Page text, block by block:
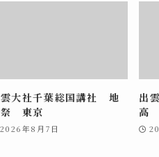
大社千葉総国講社 地
祭 東京
2026年8月7日
出
高